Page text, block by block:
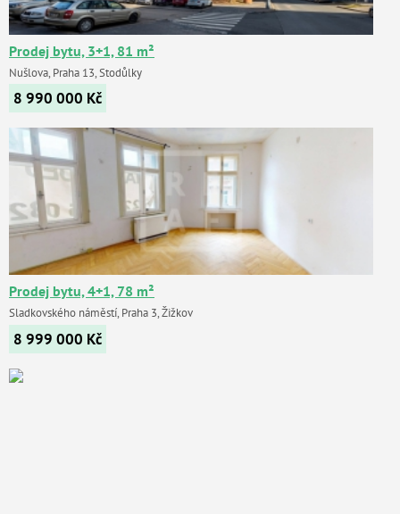
Prodej bytu, 3+1, 81 m²
Nušlova, Praha 13, Stodůlky
8 990 000 Kč
Prodej bytu, 4+1, 78 m²
Sladkovského náměstí, Praha 3, Žižkov
8 999 000 Kč